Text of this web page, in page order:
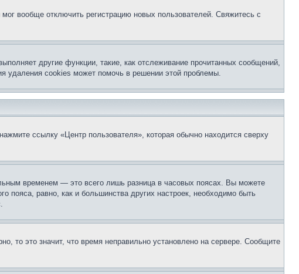
вообще отключить регистрацию новых пользователей. Свяжитесь с
другие функции, такие, как отслеживание прочитанных сообщений,
удаления cookies может помочь в решении этой проблемы.
ссылку «Центр пользователя», которая обычно находится сверху
временем — это всего лишь разница в часовых поясах. Вы можете
пояса, равно, как и большинства других настроек, необходимо быть
то это значит, что время неправильно установлено на сервере. Сообщите